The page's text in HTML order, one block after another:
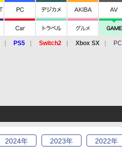
PS5 Switch2 Xbox SX PC
2024年 2023年 2022年